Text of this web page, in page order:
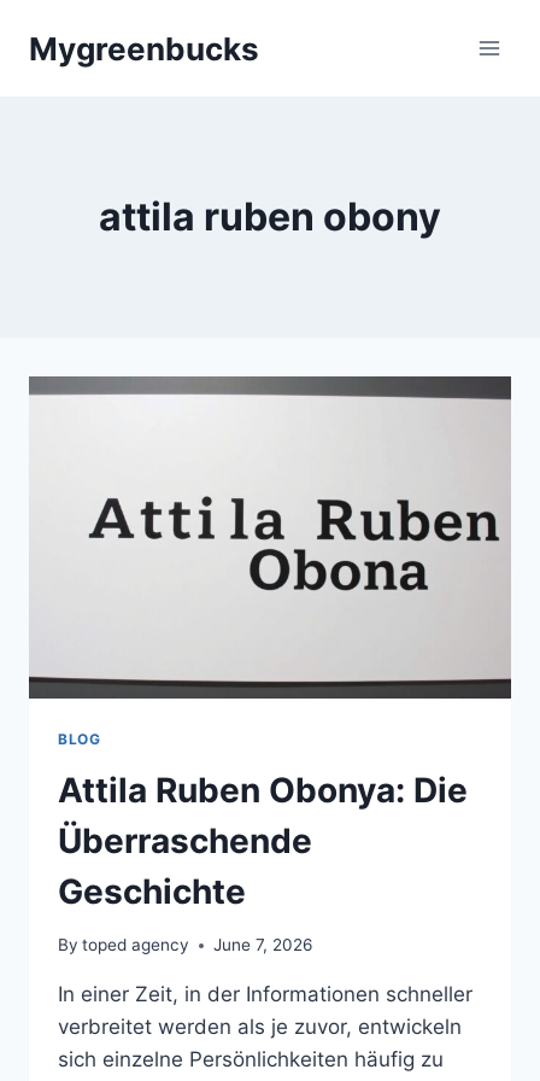
Mygreenbucks
attila ruben obony
BLOG
Attila Ruben Obonya: Die
Überraschende
Geschichte
By toped agency June 7, 2026
In einer Zeit, in der Informationen schneller
verbreitet werden als je zuvor, entwickeln
sich einzelne Persönlichkeiten häufig zu